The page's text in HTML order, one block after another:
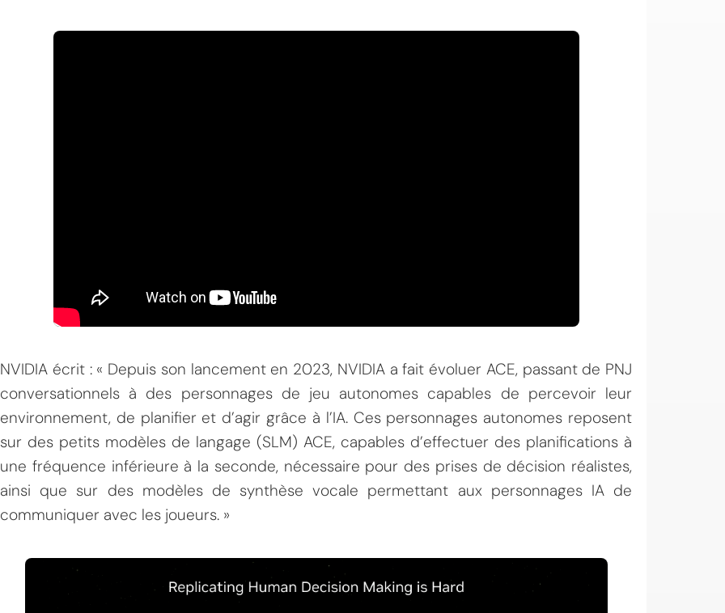
NVIDIA écrit : « Depuis son lancement en 2023, NVIDIA a fait évoluer ACE, passant de PNJ
conversationnels à des personnages de jeu autonomes capables de percevoir leur
environnement, de planifier et d’agir grâce à l’IA. Ces personnages autonomes reposent
sur des petits modèles de langage (SLM) ACE, capables d’effectuer des planifications à
une fréquence inférieure à la seconde, nécessaire pour des prises de décision réalistes,
ainsi que sur des modèles de synthèse vocale permettant aux personnages IA de
communiquer avec les joueurs. »